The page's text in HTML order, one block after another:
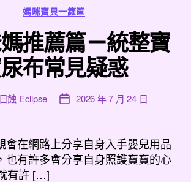
分
類
媽咪寶貝一籮筐
推薦篇－統整寶
布常見疑惑
日蝕 Eclipse
文
佈
日
期
2026 年 7 月 24 日
會在網路上分享自身入手嬰兒用品
也有許多會分享自身照護寶寶的心
有許 […]